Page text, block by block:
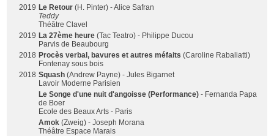
2019 Le Retour (H. Pinter) - Alice Safran
Teddy
Théâtre Clavel
2019 La 27ème heure (Tac Teatro) - Philippe Ducou
Parvis de Beaubourg
2018 Procès verbal, bavures et autres méfaits (Caroline Rabaliatti)
Fontenay sous bois
2018 Squash (Andrew Payne) - Jules Bigarnet
Lavoir Moderne Parisien
Le Songe d'une nuit d'angoisse (Performance) - Fernanda Papa
de Boer
Ecole des Beaux Arts - Paris
Amok (Zweig) - Joseph Morana
Théâtre Espace Marais